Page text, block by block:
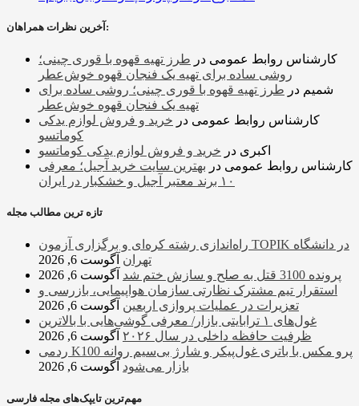
آخرین نظرات همراهان:
کارشناس روابط عمومی در طرز تهیه قهوه با قوری چینی؛
روشی ساده برای تهیه یک فنجان قهوه خوش‌عطر
شمیم در طرز تهیه قهوه با قوری چینی؛ روشی ساده برای
تهیه یک فنجان قهوه خوش‌عطر
کارشناس روابط عمومی در خرید و فروش لوازم یدکی
کوماتسو
اکبری در خرید و فروش لوازم یدکی کوماتسو
کارشناس روابط عمومی در بهترین سایت خرید آجیل؛ معرفی
۱۰ برند معتبر آجیل و خشکبار در ایران
تازه ترین مطالب مجله
راه‌اندازی رشته کره‌ای و برگزاری آزمون TOPIK در دانشگاه
تهران آگوست 6, 2026
پرونده 3100 قتل به صلح و سازش ختم شد
آگوست 6, 2026
استقرار تیم مشترک نظارتی سازمان هواپیمایی، بازرسی و
تعزیرات در عملیات پروازی اربعین آگوست 6, 2026
غول‌های ۱ ترابایتی بازار/ معرفی گوشی‌هایی با بالاترین
ظرفیت حافظه داخلی در سال ۲۰۲۶
آگوست 6, 2026
ردمی K100 پرو مکس با باتری غول‌پیکر و شارژ بی‌سیم روانه
بازار می‌شود آگوست 6, 2026
مهم‌ترین تایپک‌های مجله فارسی